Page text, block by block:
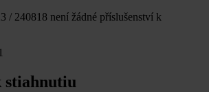
/ 240818 není žádné příslušenství k
1
stiahnutiu